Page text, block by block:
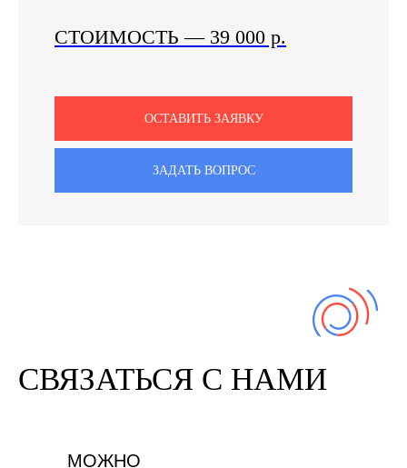
СТОИМОСТЬ — 39 000 р.
ОСТАВИТЬ ЗАЯВКУ
ЗАДАТЬ ВОПРОС
СВЯЗАТЬСЯ С НАМИ
МОЖНО